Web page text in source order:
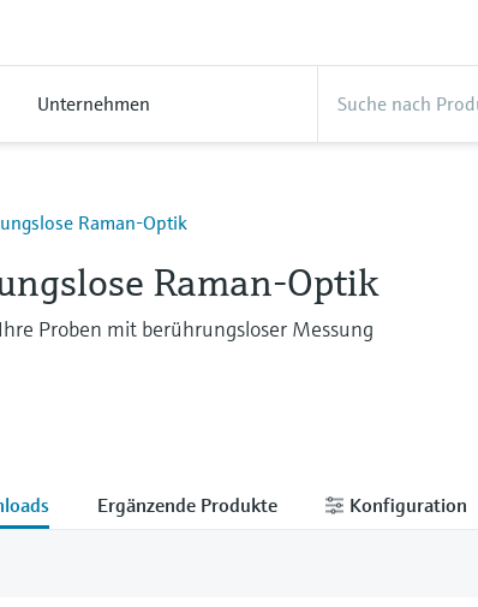
Unternehmen
Raman-Optik
Raman-Optik
Proben mit berührungsloser Messung
Ergänzende Produkte Konfiguration